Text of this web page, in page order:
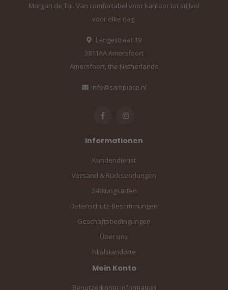
Morgan de Toi. Van comfortabel voor kantoor tot stijlvol
voor elke dag.
Langestraat 19
3811AA Amersfoort
Amersfoort, the Netherlands
info@sampiace.nl
Informationen
Kundendienst
Versand & Rücksendungen
Zahlungsarten
Datenschutz-Bestimmungen
Geschäftsbedingungen
Über uns
Filialstandorte
Mein Konto
Benutzerkonto Information